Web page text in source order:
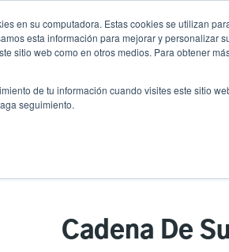
en su computadora. Estas cookies se utilizan
esta información para mejorar y personalizar
sitio web como en otros medios. Para obtener
de tu información cuando visites este sitio
seguimiento.
Cadena De